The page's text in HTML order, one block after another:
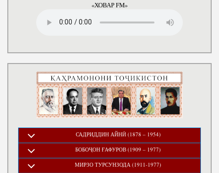
«ХОВАР FM»
САДРИДДИН АЙНӢ (1878 – 1954)
БОБОҶОН ҒАФУРОВ (1909 – 1977)
МИРЗО ТУРСУНЗОДА (1911-1977)